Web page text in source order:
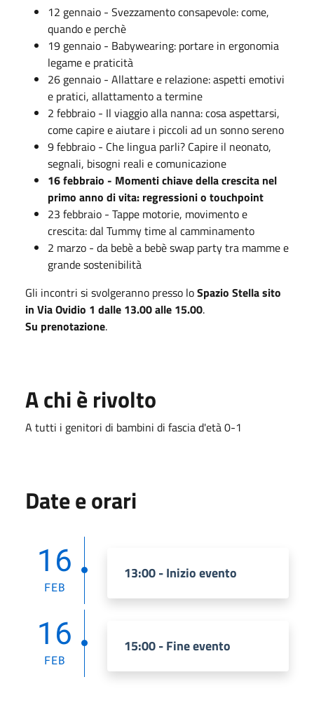
12 gennaio - Svezzamento consapevole: come,
quando e perchè
19 gennaio - Babywearing: portare in ergonomia
legame e praticità
26 gennaio - Allattare e relazione: aspetti emotivi
e pratici, allattamento a termine
2 febbraio - Il viaggio alla nanna: cosa aspettarsi,
come capire e aiutare i piccoli ad un sonno sereno
9 febbraio - Che lingua parli? Capire il neonato,
segnali, bisogni reali e comunicazione
16 febbraio - Momenti chiave della crescita nel
primo anno di vita: regressioni o touchpoint
23 febbraio - Tappe motorie, movimento e
crescita: dal Tummy time al camminamento
2 marzo - da bebè a bebè swap party tra mamme e
grande sostenibilità
Gli incontri si svolgeranno presso loSpazio Stella sito
in Via Ovidio 1 dalle 13.00 alle 15.00.
Su prenotazione.
A chi è rivolto
A tutti i genitori di bambini di fascia d'età 0-1
Date e orari
16
FEB
13:00 - Inizio evento
16
FEB
15:00 - Fine evento